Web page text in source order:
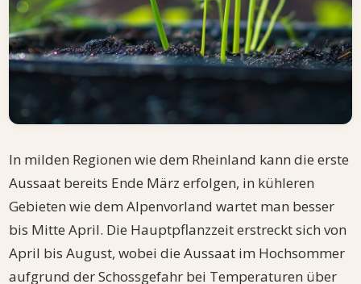
In milden Regionen wie dem Rheinland kann die erste
Aussaat bereits Ende März erfolgen, in kühleren
Gebieten wie dem Alpenvorland wartet man besser
bis Mitte April. Die Hauptpflanzzeit erstreckt sich von
April bis August, wobei die Aussaat im Hochsommer
aufgrund der Schossgefahr bei Temperaturen über